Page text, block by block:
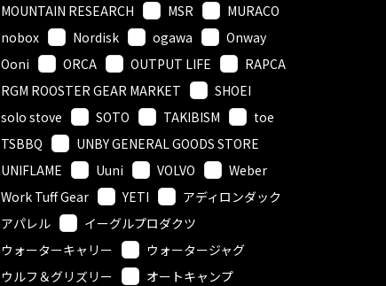
MOUNTAIN RESEARCH
MSR
MURACO
nobox
Nordisk ogawa
Onway
Ooni
ORCA OUTPUT LIFE
RAPCA
RGM ROOSTER GEAR MARKET
SHOEI
solo stove
SOTO TAKIBISM
toe
TSBBQ
UNBY GENERAL GOODS STORE
UNIFLAME
Uuni VOLVO
Weber
Work Tuff Gear
YETI
アディロンダック
アパレル
イーグルプロダクツ
ウォーターキャリー
ウォータージャグ
ウルフ＆グリズリー
オートキャンプ